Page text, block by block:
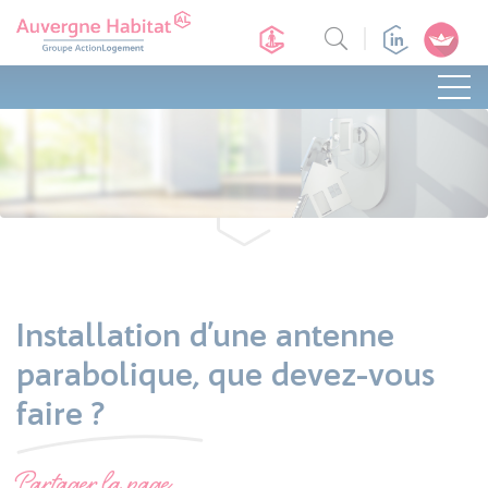
Installation d’une antenne
parabolique, que devez-vous
faire ?